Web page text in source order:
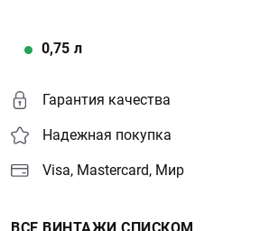
0,75 л
Гарантия качества
Надежная покупка
Visa, Mastercard, Мир